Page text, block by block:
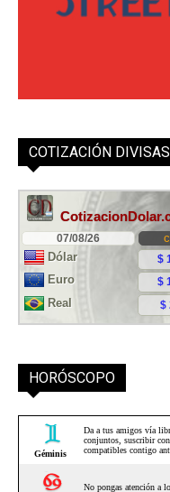
COTIZACIÓN DIVISAS
HORÓSCOPO